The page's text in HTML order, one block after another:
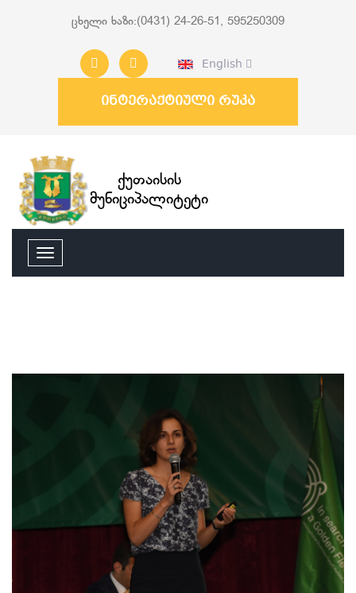
ცხელი ხაზი:(0431) 24-26-51, 595250309
English
ინტერაქტიული რუკა
ქუთაისის
მუნიციპალიტეტი